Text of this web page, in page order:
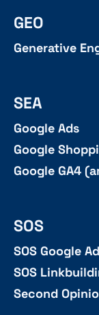
GEO
Generative
SEA
Google Ads
Google
Google GA4
SOS
SOS Google
SOS
Second